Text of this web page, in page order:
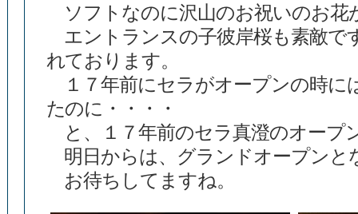
ソフトなのに沢山のお祝いのお花
エントランスの子彼岸桜も素敵で
れております。
１７年前にセラがオープンの時に
たのに・・・・
と、１７年前のセラ真澄のオープ
明日からは、グランドオープンと
お待ちしてますね。